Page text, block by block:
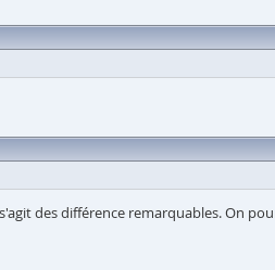
des différence remarquables. On